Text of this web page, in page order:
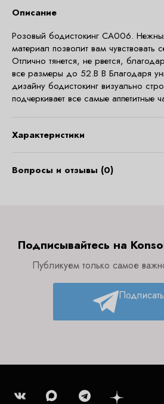
Описание
Розовый бодистокинг CA006.
материал позволит вам чувствовать
Отлично тянется, не рвется,
все размеры до 52.В В Благодаря
дизайну бодистокинг визуально
подчеркивает все самые аппетитные
Характеристики
Вопросы и отзывы (0)
Подписывайтесь на
Публикуем только самое